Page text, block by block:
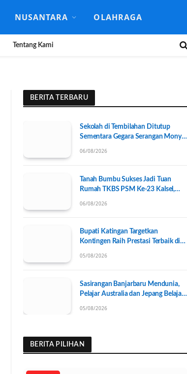
NUSANTARA OLAHRAGA
Tentang Kami
BERITA TERBARU
Sekolah di Tembilahan Ditutup
Sementara Gegara Serangan Monyet
06/08/2026
Tanah Bumbu Sukses Jadi Tuan
Rumah TKBS PSM Ke-23 Kalsel,
06/08/2026
Bupati Katingan Targetkan
Kontingen Raih Prestasi Terbaik di
05/08/2026
Sasirangan Banjarbaru Mendunia,
Pelajar Australia dan Jepang Belajar
05/08/2026
BERITA PILIHAN